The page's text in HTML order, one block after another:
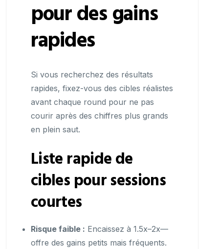
pour des gains
rapides
Si vous recherchez des résultats
rapides, fixez-vous des cibles réalistes
avant chaque round pour ne pas
courir après des chiffres plus grands
en plein saut.
Liste rapide de
cibles pour sessions
courtes
Risque faible : Encaissez à 1.5x–2x—
offre des gains petits mais fréquents.